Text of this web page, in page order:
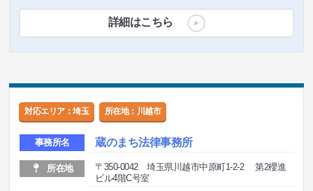
詳細はこちら
対応エリア：埼玉 所在地：川越市
事務所名 蔵のまち法律事務所
所在地
〒350-0042 埼玉県川越市中原町1-2-2 第2櫻進
ビル4階C号室